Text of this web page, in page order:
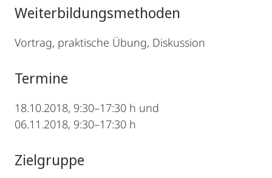
Weiterbildungsmethoden
Vortrag, praktische Übung, Diskussion
Termine
18.10.2018, 9:30–17:30 h und
06.11.2018, 9:30–17:30 h
Zielgruppe